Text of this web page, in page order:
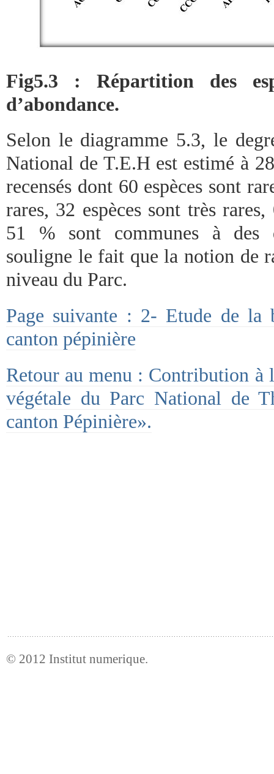
Fig5.3 : Répartition des
d’abondance.
Selon le diagramme 5.3, le
National de T.E.H est estimé à
recensés dont 60 espèces sont
rares, 32 espèces sont très
51 % sont communes à des
souligne le fait que la notion de
niveau du Parc.
Page suivante : 2- Etude de la
canton pépinière
Retour au menu : Contribution à
végétale du Parc National de
canton Pépinière».
© 2012 Institut numerique.